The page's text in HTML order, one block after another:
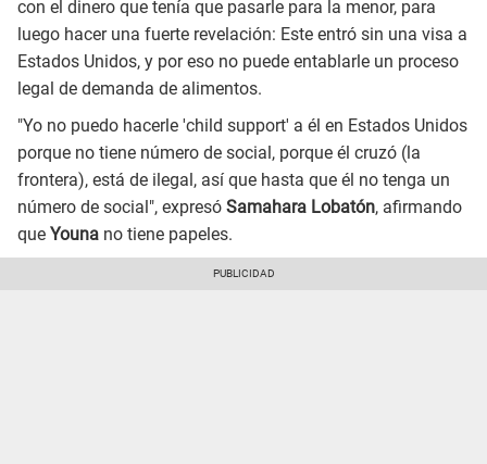
con el dinero que tenía que pasarle para la menor, para
luego hacer una fuerte revelación: Este entró sin una visa a
Estados Unidos, y por eso no puede entablarle un proceso
legal de demanda de alimentos.
"Yo no puedo hacerle 'child support' a él en Estados Unidos
porque no tiene número de social, porque él cruzó (la
frontera), está de ilegal, así que hasta que él no tenga un
número de social", expresó Samahara Lobatón, afirmando
que Youna no tiene papeles.